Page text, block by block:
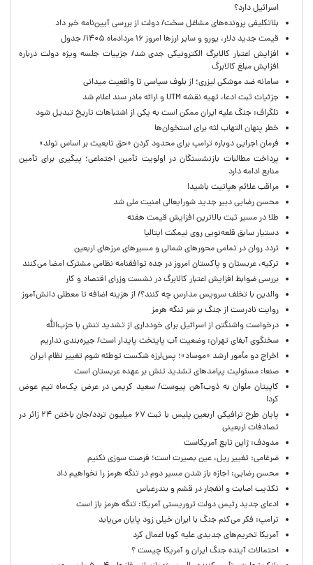
اسرائیل دارد؟
بلاتکلیفی پرونده‌های مشاغل سخت/ دولت از بررسی آیین‌نامه خبر داد
قیمت جدید دلار، یورو و سایر ارزها امروز ۱۶ مردادماه ۱۴۰۵/ جدول
افزایش اعتبار کالابرگ الکترونیکی جدی شد/ جزییات جلسه ویژه دولت درباره
افزایش مبلغ کالابرگ
سامانه ضد موشکی لیزری؛ از بلوف سیاسی تا واقعیت میدانی
جزئیات ثبت ادعا، تهیه نقشه UTM و ارائه مادر سند اعلام شد
تلگراف: جنگ علیه ایران ممکن است به یکی از اشتباهات تاریخ تبدیل شود
خطر پنهان التهاب لثه برای استخوان‌ها
فرمان اجرایی دوباره ترامپ برای محدود کردن «حق تابعیت بر اساس تولد»
پرداخت مطالبات بازنشستگان در اولویت تأمین اجتماعی؛ پیگیری برای تأمین
منابع ادامه دارد
مراقب علائم هپاتیت باشید!
محسن رضایی دبیر جدید شورایعالی امنیت ملی شد
طلا در مسیر ثبت بالاترین افزایش قیمت هفته
دستیار سابق قلعه‌نویی روی نیمکت ایتالیا
تردد روان در تمامی محورهای شمالی و مسیرهای مرزهای اربعین
ترکیه، عربستان و پاکستان امروز در جده توافقنامه نظامی مشترک امضا می‌کنند
بررسی ضوابط افزایش اعتبار کالابرگ در نشست وزرای اقتصاد و کار
والدین با تخلف سرویس مدارس چه کنند؟/ از هزینه اضافه تا معطلی دانش‌آموز
روایت نادرست از جنگ بر سَر تنگه هرمز
درخواست واشنگتن از اسرائیل برای خودداری از تشدید تنش با حزب‌الله
سخنگوی آبفای تهران: وضعیت آب پایتخت پایدار است/ جیره‌بندی نداریم
اخراج دو مأمور ارشد «موساد»؛ پس‌لرزه شکست توطئه شوم تغییر نظام ایران
صنعا: مسئولیت پیامدهای تشدید تنش بر عهده عربستان است
کاپیتان ملوان به ذوب‌آهن پیوست/ سعید کریمی در عرض یک‌ماه تیم عوض
کرد!
پایان طرح ترافیکی اربعین پلیس با ثبت ۶۷ میلیون تردد/جان باختن ۲۴ زائر در
تصادفات اربعینی
مدودف: ژاپن تابع آمریکاست
ضرغامی: تغییر ریل، عین بصیرت است؛ فرصت سوزی نکنیم
محسن رضایی: اجازه باز شدن مسیر دوم در تنگه هرمز را نخواهیم داد
تکذیب اصابت و انفجار در قشم و بندرعباس
ادعای جدید رئیس دولت تروریستی آمریکا: تنگه هرمز باز است
ترامپ: فکر می‌کنم جنگ با ایران خیلی زود پایان می‌یابد
آمریکا تحریم‌های جدیدی علیه کوبا اعمال کرد
احتمالات آینده جنگ ایران و آمریکا چیست ؟